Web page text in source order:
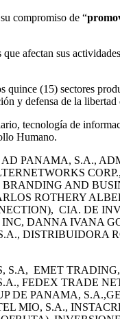
compromiso de “
afectan sus
(15) sectores
y defensa de la libertad
tecnología de
Humano.
PANAMA, S.A.,
AND
ROTHERY
CIA. DE
DANNA IVANA
DISTRIBUIDORA
S.A, EMET
FEDEX TRADE
PANAMA,
MIO, S.A.,